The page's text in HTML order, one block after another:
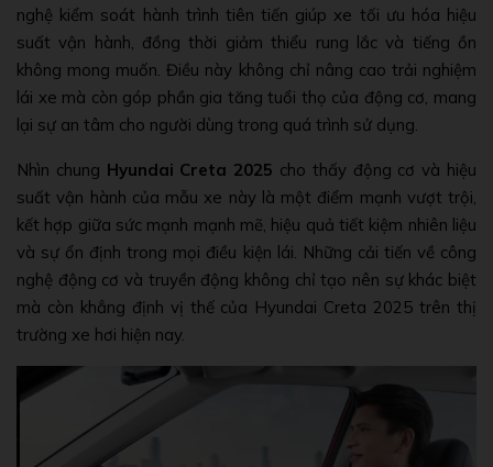
nghệ kiểm soát hành trình tiên tiến giúp xe tối ưu hóa hiệu
suất vận hành, đồng thời giảm thiểu rung lắc và tiếng ồn
không mong muốn. Điều này không chỉ nâng cao trải nghiệm
lái xe mà còn góp phần gia tăng tuổi thọ của động cơ, mang
lại sự an tâm cho người dùng trong quá trình sử dụng.
Nhìn chung Hyundai Creta 2025 cho thấy động cơ và hiệu
suất vận hành của mẫu xe này là một điểm mạnh vượt trội,
kết hợp giữa sức mạnh mạnh mẽ, hiệu quả tiết kiệm nhiên liệu
và sự ổn định trong mọi điều kiện lái. Những cải tiến về công
nghệ động cơ và truyền động không chỉ tạo nên sự khác biệt
mà còn khẳng định vị thế của Hyundai Creta 2025 trên thị
trường xe hơi hiện nay.